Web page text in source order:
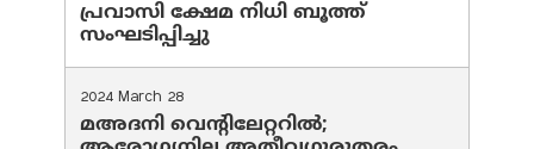
പ്രവാസി ക്ഷേമ നിധി ബൂത്ത്
സംഘടിപ്പിച്ചു
2024 March 28
മഅദനി വെന്റിലേറ്ററിൽ;